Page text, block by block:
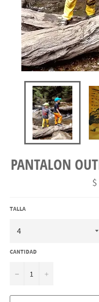
PANTALON
TALLA
CANTIDAD
− +